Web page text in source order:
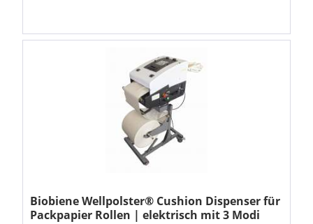
Biobiene Wellpolster® Cushion Dispenser für
Packpapier Rollen | elektrisch mit 3 Modi